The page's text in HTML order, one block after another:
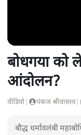
बोधगया को
आंदोलन?
वीडियो पंकज श्रीवास्तव
बौद्ध धर्मावलंबी